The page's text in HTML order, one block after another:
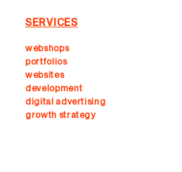
SERVICES
webshops
portfolios
websites
development
digital advertising
growth strategy